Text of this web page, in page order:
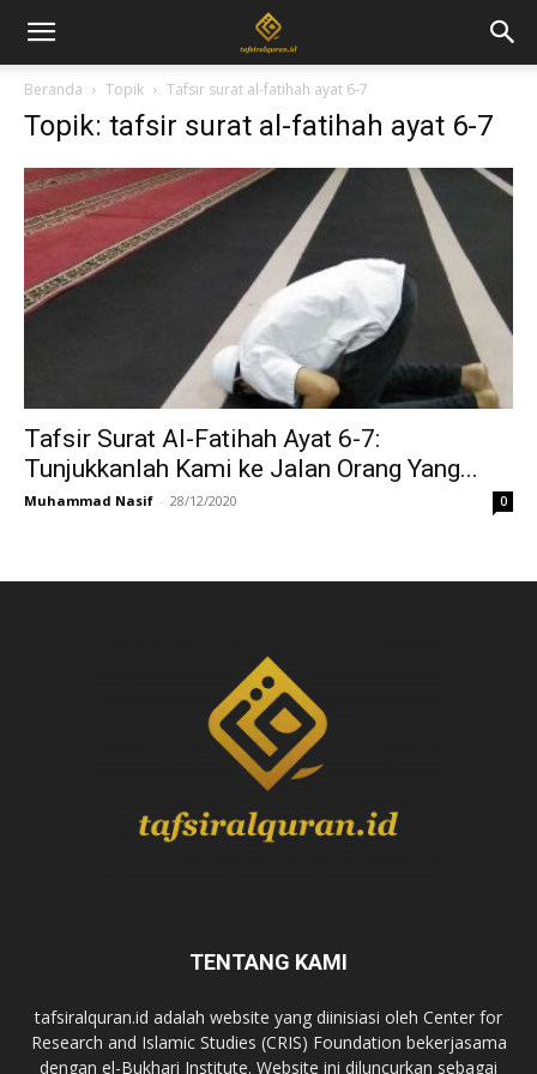
Beranda Topik Tafsir surat al-fatihah ayat 6-7
Topik: tafsir surat al-fatihah ayat 6-7
Tafsir Surat Al-Fatihah Ayat 6-7:
Tunjukkanlah Kami ke Jalan Orang Yang...
Muhammad Nasif - 28/12/2020 0
TENTANG KAMI
tafsiralquran.id adalah website yang diinisiasi oleh Center for
Research and Islamic Studies (CRIS) Foundation bekerjasama
dengan el-Bukhari Institute. Website ini diluncurkan sebagai